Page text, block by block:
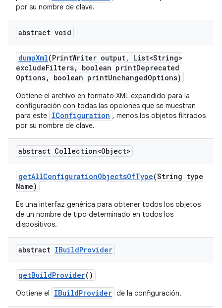
por su nombre de clave.
abstract void
dumpXml(PrintWriter output,
List<String>
excludeFilters, boolean printDeprecated
Options, boolean printUnchangedOptions)
Obtiene el archivo en formato XML expandido para la
configuración con todas las opciones que se muestran
para este IConfiguration , menos los objetos filtrados
por su nombre de clave.
abstract Collection<Object>
getAllConfigurationObjectsOfType(String type
Name)
Es una interfaz genérica para obtener todos los objetos
de un nombre de tipo determinado en todos los
dispositivos.
abstract IBuildProvider
getBuildProvider()
Obtiene el IBuildProvider de la configuración.